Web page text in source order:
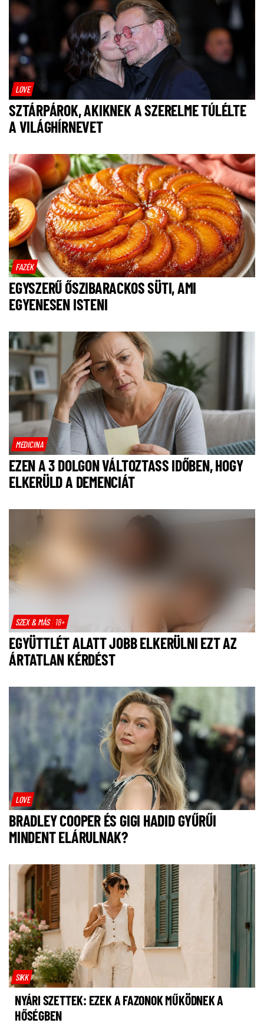
LOVE
SZTÁRPÁROK, AKIKNEK A SZERELME TÚLÉLTE
A VILÁGHÍRNEVET
FAZÉK
EGYSZERŰ ŐSZIBARACKOS SÜTI, AMI
EGYENESEN ISTENI
MEDICINA
EZEN A 3 DOLGON VÁLTOZTASS IDŐBEN, HOGY
ELKERÜLD A DEMENCIÁT
SZEX & MÁS 18+
EGYÜTTLÉT ALATT JOBB ELKERÜLNI EZT AZ
ÁRTATLAN KÉRDÉST
LOVE
BRADLEY COOPER ÉS GIGI HADID GYŰRŰI
MINDENT ELÁRULNAK?
SIKK
NYÁRI SZETTEK: EZEK A FAZONOK MŰKÖDNEK A
HŐSÉGBEN